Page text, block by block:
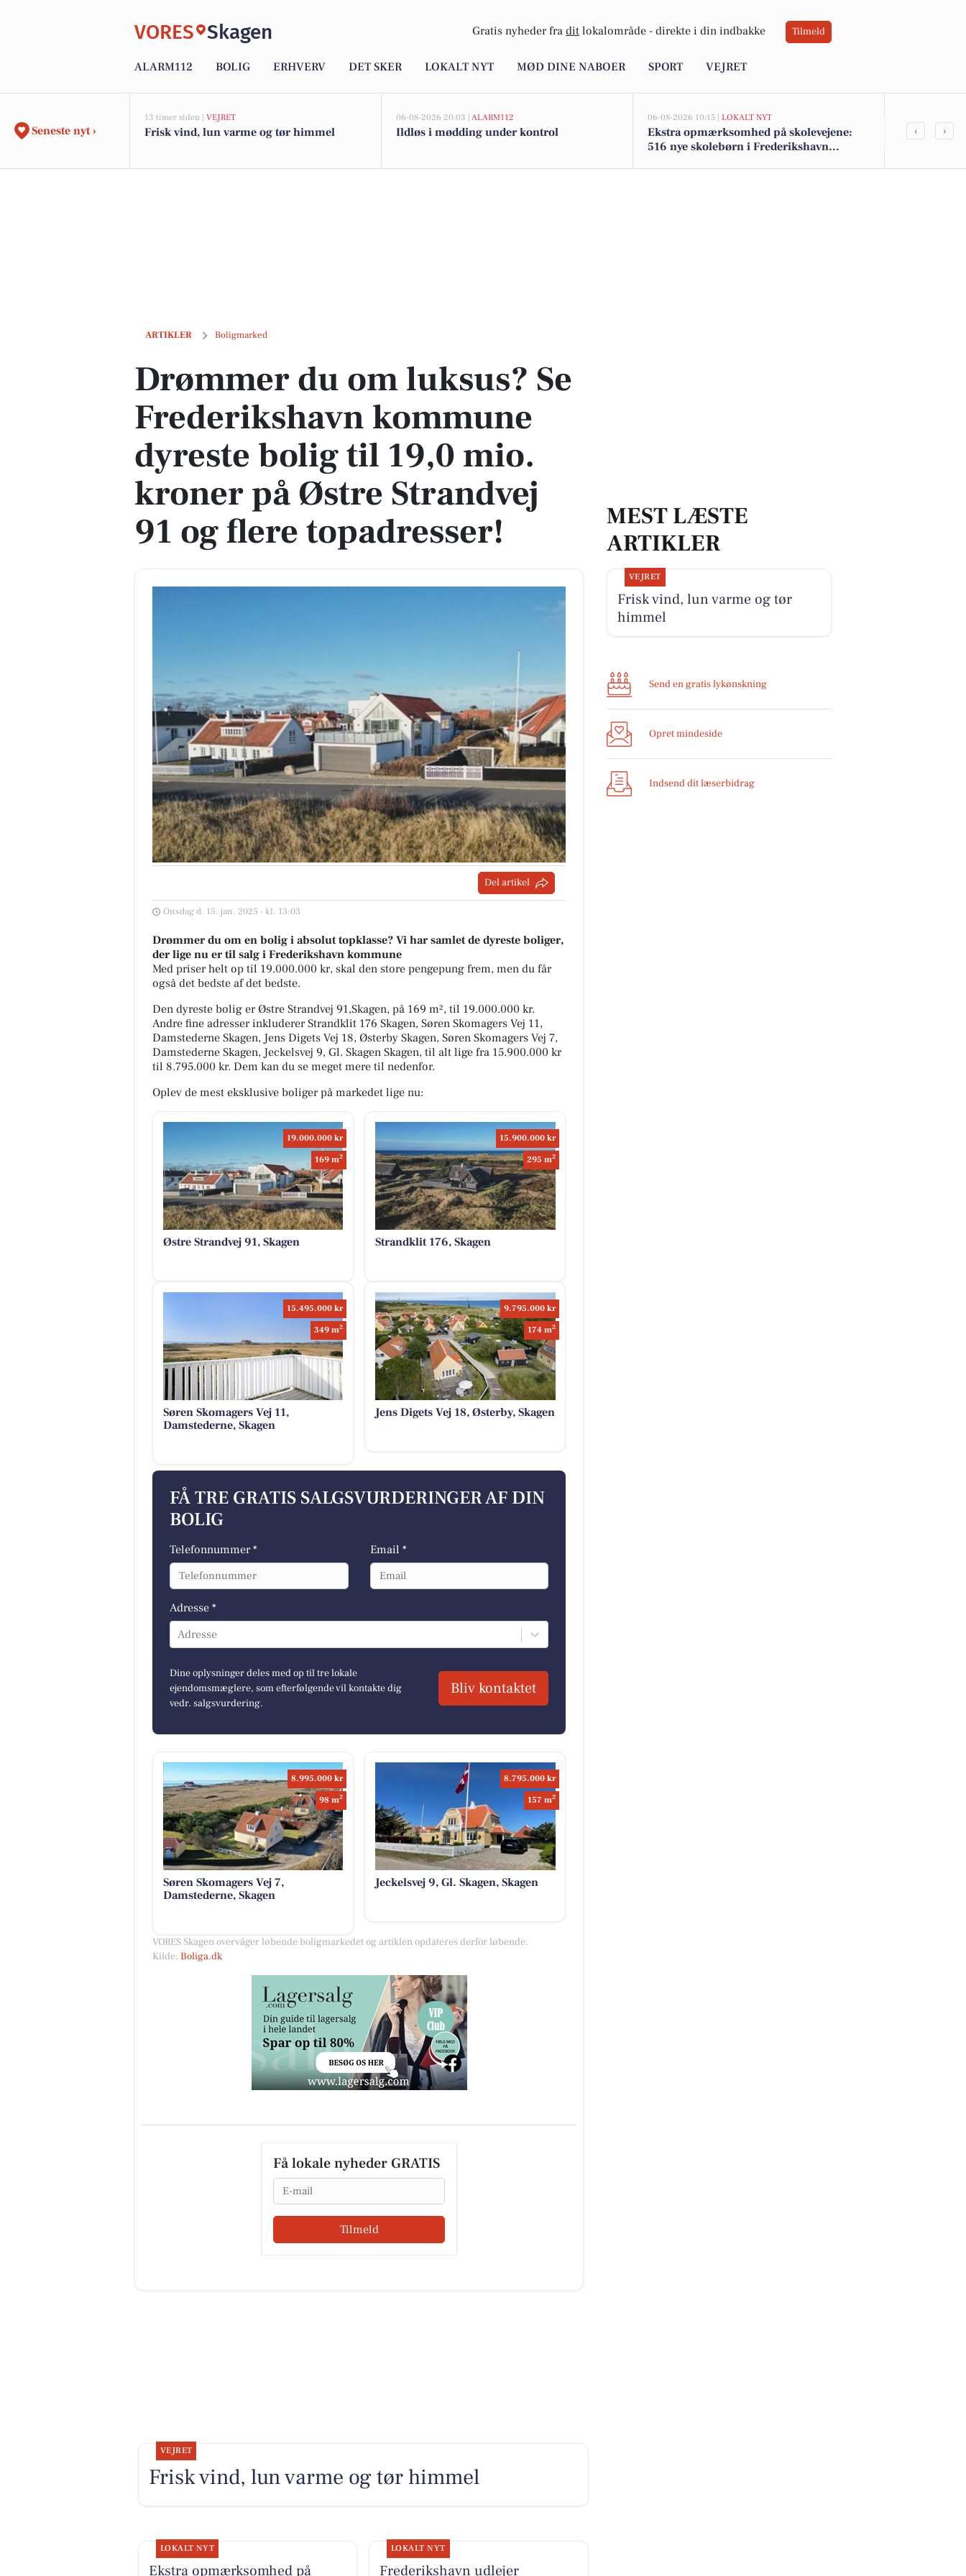
VORES Skagen Gratis nyheder fra dit lokalområde - direkte i din indbakke Tilmeld
ALARM112 BOLIG ERHVERV DET SKER LOKALT NYT MØD DINE NABOER SPORT VEJRET
Seneste nyt ›
13 timer siden | VEJRET
Frisk vind, lun varme og tør himmel
06-08-2026 20:03 | ALARM112
Ildløs i mødding under kontrol
06-08-2026 10:15 | LOKALT NYT
Ekstra opmærksomhed på skolevejene:
516 nye skolebørn i Frederikshavn
‹ ›
ARTIKLER Boligmarked
Drømmer du om luksus? Se Frederikshavn kommune dyreste bolig til 19,0 mio. kroner på Østre Strandvej 91 og flere topadresser!
Drømmer du om luksus? Se
Frederikshavn kommune
dyreste bolig til 19,0 mio.
kroner på Østre Strandvej
91 og flere topadresser!
Del artikel
Onsdag d. 15. jan. 2025 - kl. 13:03
Drømmer du om en bolig i absolut topklasse? Vi har samlet de dyreste boliger,
der lige nu er til salg i Frederikshavn kommune
Med priser helt op til 19.000.000 kr, skal den store pengepung frem, men du får
også det bedste af det bedste.
Den dyreste bolig er Østre Strandvej 91,Skagen, på 169 m², til 19.000.000 kr.
Andre fine adresser inkluderer Strandklit 176 Skagen, Søren Skomagers Vej 11,
Damstederne Skagen, Jens Digets Vej 18, Østerby Skagen, Søren Skomagers Vej 7,
Damstederne Skagen, Jeckelsvej 9, Gl. Skagen Skagen, til alt lige fra 15.900.000 kr
til 8.795.000 kr. Dem kan du se meget mere til nedenfor.
Oplev de mest eksklusive boliger på markedet lige nu:
19.000.000 kr
169 m2
Østre Strandvej 91, Skagen
15.900.000 kr
295 m2
Strandklit 176, Skagen
15.495.000 kr
349 m2
Søren Skomagers Vej 11,
Damstederne, Skagen
9.795.000 kr
174 m2
Jens Digets Vej 18, Østerby, Skagen
FÅ TRE GRATIS SALGSVURDERINGER AF DIN
BOLIG
Telefonnummer * Email *
Adresse *
Adresse
Dine oplysninger deles med op til tre lokale
ejendomsmæglere, som efterfølgende vil kontakte dig
vedr. salgsvurdering.
Bliv kontaktet
8.995.000 kr
98 m2
Søren Skomagers Vej 7,
Damstederne, Skagen
8.795.000 kr
157 m2
Jeckelsvej 9, Gl. Skagen, Skagen
VORES Skagen overvåger løbende boligmarkedet og artiklen opdateres derfor løbende.
Kilde: Boliga.dk
Få lokale nyheder GRATIS
Email
Tilmeld
MEST LÆSTE
ARTIKLER
VEJRET
Frisk vind, lun varme og tør
himmel
Send en gratis lykønskning
Opret mindeside
Indsend dit læserbidrag
VEJRET
Frisk vind, lun varme og tør himmel
LOKALT NYT
Ekstra opmærksomhed på
LOKALT NYT
Frederikshavn udlejer